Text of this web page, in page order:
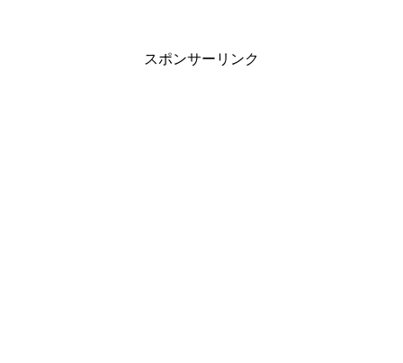
スポンサーリンク